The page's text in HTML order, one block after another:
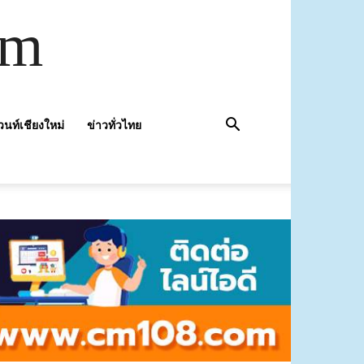
นท์เชียงใหม่ ข่าวทั่วไทย